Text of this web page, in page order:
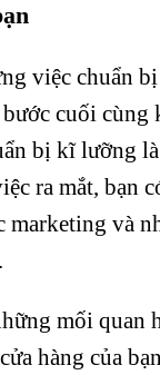
việc chuẩn
cuối cùng
bị kĩ lưỡng
ra mắt, bạn
marketing và
mối quan
hàng của